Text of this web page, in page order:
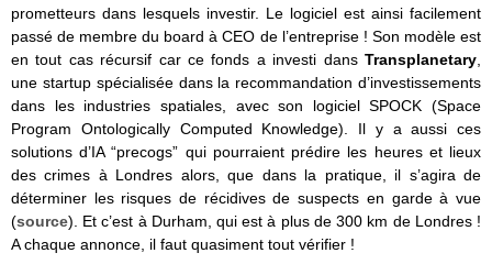
prometteurs dans lesquels investir. Le logiciel est ainsi facilement
passé de membre du board à CEO de l’entreprise ! Son modèle est
en tout cas récursif car ce fonds a investi dans Transplanetary
une startup spécialisée dans la recommandation d’investissements
dans les industries spatiales, avec son logiciel SPOCK (Space
Program Ontologically Computed Knowledge). Il y a aussi ces
solutions d’IA “precogs” qui pourraient prédire les heures et lieux
des crimes à Londres alors, que dans la pratique, il s’agira de
déterminer les risques de récidives de suspects en garde à vue
(source). Et c’est à Durham, qui est à plus de 300 km de Londres !
A chaque annonce, il faut quasiment tout vérifier !